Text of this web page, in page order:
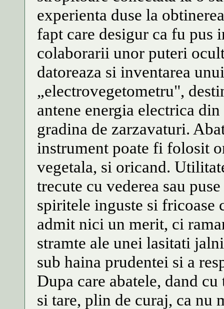
experienta duse la
fapt care desigur ca fu pus
colaborarii unor puteri
datoreaza si inventarea
„electrovegetometru",
antene energia electrica
gradina de zarzavaturi.
instrument poate fi folosit
vegetala, si oricand.
trecute cu vederea sau
spiritele inguste si fricoase
admit nici un merit, ci
stramte ale unei lasitati
sub haina prudentei si a
Dupa care abatele, dand
si tare, plin de curaj, ca nu